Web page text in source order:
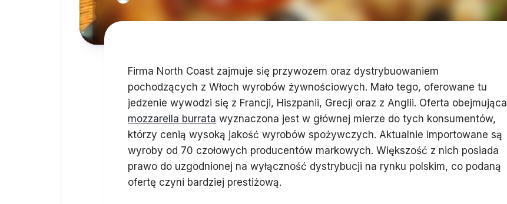
Firma North Coast zajmuje się przywozem oraz dystrybuowaniem
pochodzących z Włoch wyrobów żywnościowych. Mało tego, oferowane tu
jedzenie wywodzi się z Francji, Hiszpanii, Grecji oraz z Anglii. Oferta obejmująca
mozzarella burrata wyznaczona jest w głównej mierze do tych konsumentów,
którzy cenią wysoką jakość wyrobów spożywczych. Aktualnie importowane są
wyroby od 70 czołowych producentów markowych. Większość z nich posiada
prawo do uzgodnionej na wyłączność dystrybucji na rynku polskim, co podaną
ofertę czyni bardziej prestiżową.